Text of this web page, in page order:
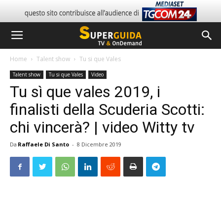
Home Talent show Tu si que Vales
Talent show Tu si que Vales Video
Tu sì que vales 2019, i
finalisti della Scuderia Scotti:
chi vincerà? | video Witty tv
Da Raffaele Di Santo - 8 Dicembre 2019